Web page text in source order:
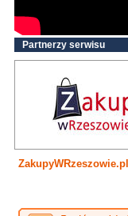
Partnerzy serwisu
ZakupyWRzeszowie.pl